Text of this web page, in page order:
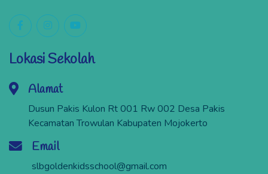
Lokasi Sekolah
Alamat
Dusun Pakis Kulon Rt 001 Rw 002 Desa Pakis
Kecamatan Trowulan Kabupaten Mojokerto
Email
slbgoldenkidsschool@gmail.com